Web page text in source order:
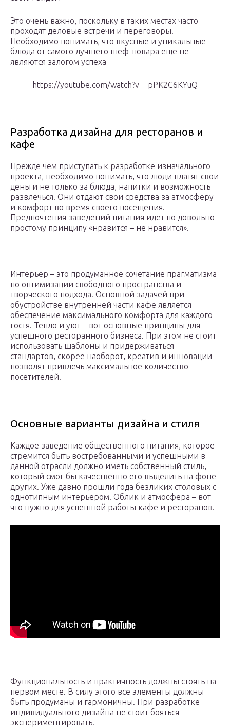
Это очень важно, поскольку в таких местах часто
проходят деловые встречи и переговоры.
Необходимо понимать, что вкусные и уникальные
блюда от самого лучшего шеф-повара еще не
являются залогом успеха
https://youtube.com/watch?v=_pPK2C6KYuQ
Разработка дизайна для ресторанов и
кафе
Прежде чем приступать к разработке изначального
проекта, необходимо понимать, что люди платят свои
деньги не только за блюда, напитки и возможность
развлечься. Они отдают свои средства за атмосферу
и комфорт во время своего посещения.
Предпочтения заведений питания идет по довольно
простому принципу «нравится – не нравится».
Интерьер – это продуманное сочетание прагматизма
по оптимизации свободного пространства и
творческого подхода. Основной задачей при
обустройстве внутренней части кафе является
обеспечение максимального комфорта для каждого
гостя. Тепло и уют – вот основные принципы для
успешного ресторанного бизнеса. При этом не стоит
использовать шаблоны и придерживаться
стандартов, скорее наоборот, креатив и инновации
позволят привлечь максимальное количество
посетителей.
Основные варианты дизайна и стиля
Каждое заведение общественного питания, которое
стремится быть востребованными и успешными в
данной отрасли должно иметь собственный стиль,
который смог бы качественно его выделить на фоне
других. Уже давно прошли года безликих столовых с
однотипным интерьером. Облик и атмосфера – вот
что нужно для успешной работы кафе и ресторанов.
Функциональность и практичность должны стоять на
первом месте. В силу этого все элементы должны
быть продуманы и гармоничны. При разработке
индивидуального дизайна не стоит бояться
экспериментировать.